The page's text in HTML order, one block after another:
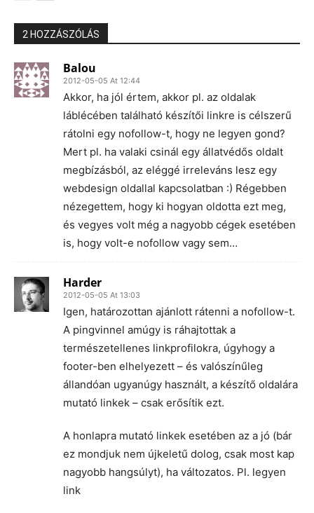
2 HOZZÁSZÓLÁS
Balou
2012-05-05 At 12:44
Akkor, ha jól értem, akkor pl. az oldalak
láblécében található készítői linkre is célszerű
rátolni egy nofollow-t, hogy ne legyen gond?
Mert pl. ha valaki csinál egy állatvédős oldalt
megbízásból, az eléggé irreleváns lesz egy
webdesign oldallal kapcsolatban :) Régebben
nézegettem, hogy ki hogyan oldotta ezt meg,
és vegyes volt még a nagyobb cégek esetében
is, hogy volt-e nofollow vagy sem…
Harder
2012-05-05 At 13:03
Igen, határozottan ajánlott rátenni a nofollow-t.
A pingvinnel amúgy is ráhajtottak a
természetellenes linkprofilokra, úgyhogy a
footer-ben elhelyezett – és valószínűleg
állandóan ugyanúgy használt, a készítő oldalára
mutató linkek – csak erősítik ezt.
A honlapra mutató linkek esetében az a jó (bár
ez mondjuk nem újkeletű dolog, csak most kap
nagyobb hangsúlyt), ha változatos. Pl. legyen
link